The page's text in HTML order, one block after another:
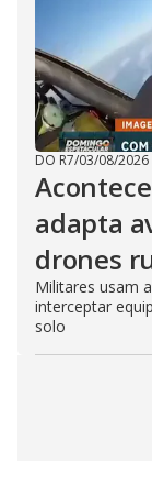
DO R7/03/08/2026
adapta
drones
Militares usam
interceptar
solo